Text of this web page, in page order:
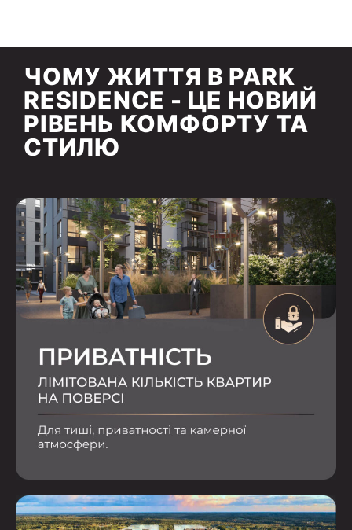
ЧОМУ ЖИТТЯ В PARK
RESIDENCE - ЦЕ НОВИЙ
РІВЕНЬ КОМФОРТУ ТА
СТИЛЮ